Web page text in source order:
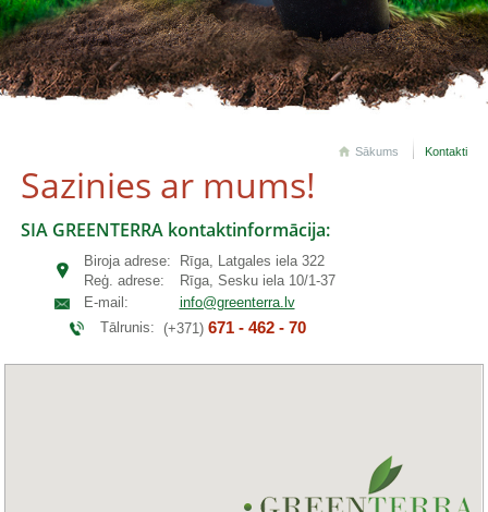
Sākums Kontakti
Sazinies ar mums!
SIA GREENTERRA kontaktinformācija:
Biroja adrese:
Reģ. adrese:
Rīga, Latgales iela 322
Rīga, Sesku iela 10/1-37
E-mail:
info@greenterra.lv
Tālrunis: (+371) 671 - 462 - 70